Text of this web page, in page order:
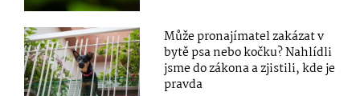
Může pronajímatel zakázat v
bytě psa nebo kočku? Nahlídli
jsme do zákona a zjistili, kde je
pravda